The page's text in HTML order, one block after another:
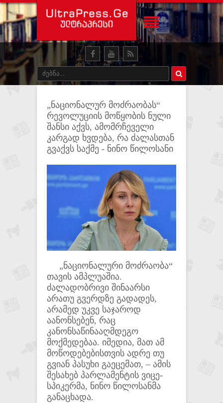
„ნაციონალურ მოძრაობას“
რევოლუციის მოწყობის ნული
შანსი აქვს, ამომრჩეველი
კარგად ხვდება, რა ძალასთან
გვაქვს საქმე - ნინო წილოსანი
„ნაციონალური მოძრაობა“
თავის ამპლუაშია.
ძალადობრივი შინაარსი
არათუ გვერდზე გადადეს,
არამედ უკვე საჯაროდ
აანონსებენ, რაც
კანონსაწინააღმდეგო
მოქმედებაა. იმედია, მათ ამ
მოწოდებებისთვის ადრე თუ
გვიან პასუხი გაეცემათ, – ამის
შესახებ პარლამენტის ვიცე-
სპიკერმა, ნინო წილოსანმა
განაცხადა.